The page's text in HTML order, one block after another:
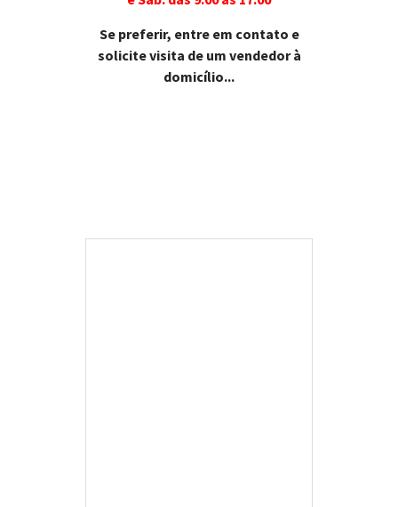
Se preferir, entre em contato e
solicite visita de um vendedor à
domicílio...